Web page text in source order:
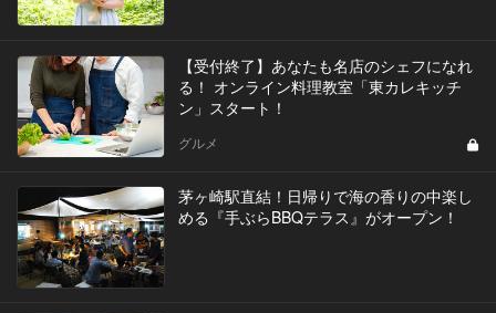
【受付終了】あなたも名店のシェフになれ
る！ オンライン料理教室「東カレキッチ
ン」スタート！
グルメ
茅ヶ崎駅直結！日帰りで海の香りの中楽し
める『手ぶらBBQテラス』がオープン！